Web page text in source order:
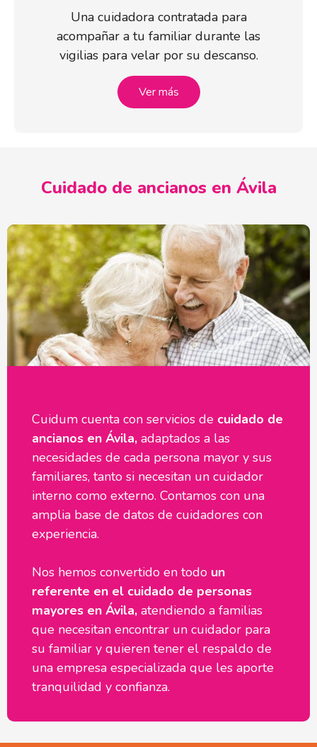
Una cuidadora contratada para
acompañar a tu familiar durante las
vigilias para velar por su descanso.
Ver más
Cuidado de ancianos en Ávila
Cuidum cuenta con servicios de cuidado de
ancianos en Ávila, adaptados a las
necesidades de cada persona mayor y sus
familiares, tanto si necesitan un cuidador
interno como externo. Contamos con una
amplia base de datos de cuidadores con
experiencia.
Nos hemos convertido en todo un
referente en el cuidado de personas
mayores en Ávila, atendiendo a familias
que necesitan encontrar un cuidador para
su familiar y quieren tener el respaldo de
una empresa especializada que les aporte
tranquilidad y confianza.